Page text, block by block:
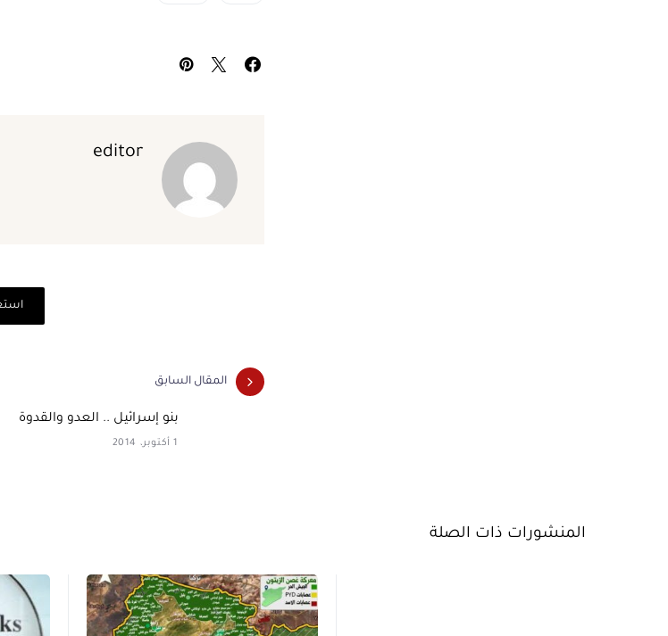
editor
المقال السابق
بنو إسرائيل .. العدو والقدوة
1 أكتوبر، 2014
المنشورات ذات الصلة